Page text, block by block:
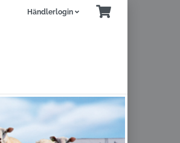
Händlerlogin